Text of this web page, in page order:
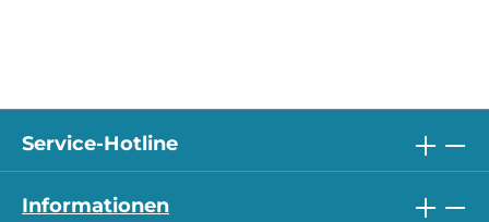
Service-Hotline
Informationen